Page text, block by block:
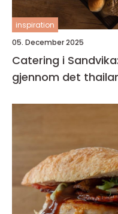
inspiration
05. December 2025
Catering i
gjennom det